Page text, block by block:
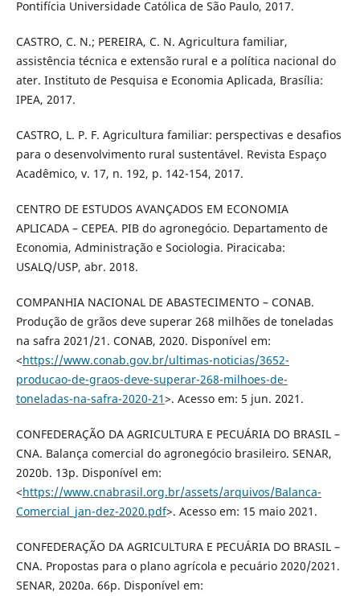
Pontifícia Universidade Católica de São Paulo, 2017.
CASTRO, C. N.; PEREIRA, C. N. Agricultura familiar,
assistência técnica e extensão rural e a política nacional do
ater. Instituto de Pesquisa e Economia Aplicada, Brasília:
IPEA, 2017.
CASTRO, L. P. F. Agricultura familiar: perspectivas e desafios
para o desenvolvimento rural sustentável. Revista Espaço
Acadêmico, v. 17, n. 192, p. 142-154, 2017.
CENTRO DE ESTUDOS AVANÇADOS EM ECONOMIA
APLICADA – CEPEA. PIB do agronegócio. Departamento de
Economia, Administração e Sociologia. Piracicaba:
USALQ/USP, abr. 2018.
COMPANHIA NACIONAL DE ABASTECIMENTO – CONAB.
Produção de grãos deve superar 268 milhões de toneladas
na safra 2021/21. CONAB, 2020. Disponível em:
<https://www.conab.gov.br/ultimas-noticias/3652-
producao-de-graos-deve-superar-268-milhoes-de-
toneladas-na-safra-2020-21>. Acesso em: 5 jun. 2021.
CONFEDERAÇÃO DA AGRICULTURA E PECUÁRIA DO BRASIL –
CNA. Balança comercial do agronegócio brasileiro. SENAR,
2020b. 13p. Disponível em:
<https://www.cnabrasil.org.br/assets/arquivos/Balanca-
Comercial_jan-dez-2020.pdf>. Acesso em: 15 maio 2021.
CONFEDERAÇÃO DA AGRICULTURA E PECUÁRIA DO BRASIL –
CNA. Propostas para o plano agrícola e pecuário 2020/2021.
SENAR, 2020a. 66p. Disponível em: